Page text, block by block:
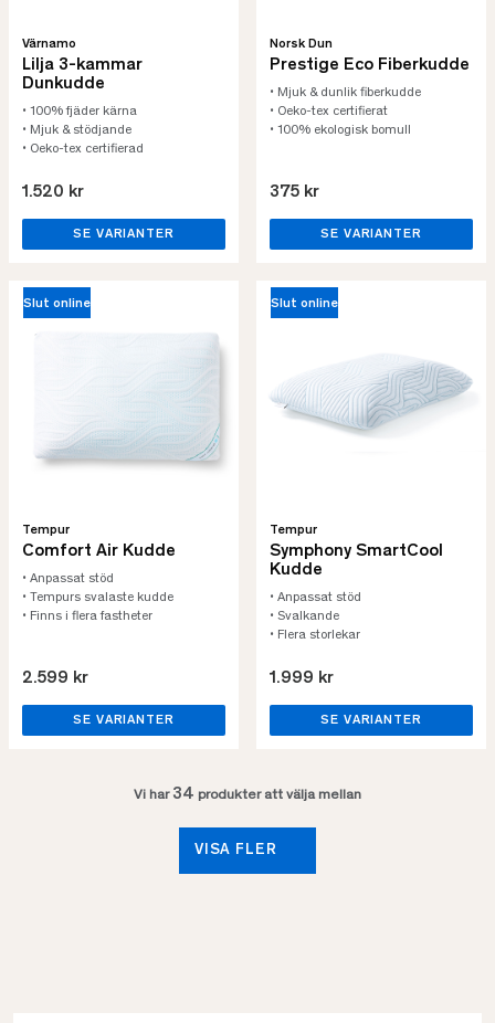
Värnamo
Lilja 3-kammar
Dunkudde
• 100% fjäder kärna
• Mjuk & stödjande
• Oeko-tex certifierad
1.520 kr
SE VARIANTER
Norsk Dun
Prestige Eco Fiberkudde
• Mjuk & dunlik fiberkudde
• Oeko-tex certifierat
• 100% ekologisk bomull
375 kr
SE VARIANTER
Slut online
Tempur
Comfort Air Kudde
• Anpassat stöd
• Tempurs svalaste kudde
• Finns i flera fastheter
2.599 kr
SE VARIANTER
Slut online
Tempur
Symphony SmartCool
Kudde
• Anpassat stöd
• Svalkande
• Flera storlekar
1.999 kr
SE VARIANTER
Vi har 34 produkter att välja mellan
VISA FLER